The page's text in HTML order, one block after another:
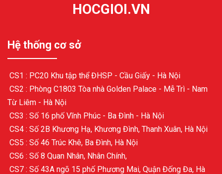
HOCGIOI.VN
Hệ thống cơ sở
CS1 : PC20 Khu tập thể ĐHSP - Cầu Giấy - Hà Nội
CS2 : Phòng C1803 Tòa nhà Golden Palace - Mễ Trì - Nam
Từ Liêm - Hà Nội
CS3 : Số 16 phố Vĩnh Phúc - Ba Đình - Hà Nội
CS4 : Số 2B Khương Hạ, Khương Đình, Thanh Xuân, Hà Nội
CS5 : Số 46 Trúc Khê, Ba Đình, Hà Nội
CS6 : Số 8 Quan Nhân, Nhân Chính,
CS7 : Số 43A ngõ 15 phố Phương Mai, Quận Đống Đa, Hà